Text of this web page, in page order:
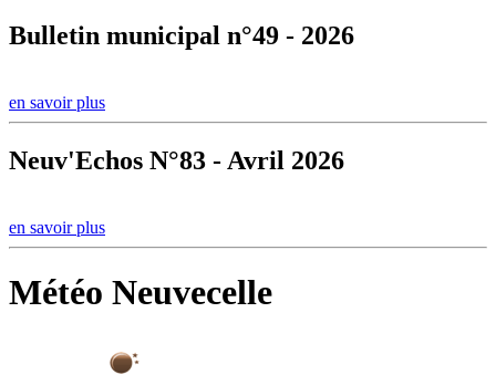
Bulletin municipal n°49 - 2026
en savoir plus
Neuv'Echos N°83 - Avril 2026
en savoir plus
Météo Neuvecelle